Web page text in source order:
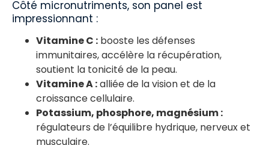
Côté micronutriments, son panel est
impressionnant :
Vitamine C : booste les défenses
immunitaires, accélère la récupération,
soutient la tonicité de la peau.
Vitamine A :alliée de la vision et de la
croissance cellulaire.
Potassium, phosphore, magnésium :
régulateurs de l’équilibre hydrique, nerveux et
musculaire.